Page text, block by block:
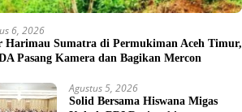
6, 2026
Harimau Sumatra di Permukiman Aceh Timur,
Pasang Kamera dan Bagikan Mercon
Agustus 5, 2026
Solid Bersama Hiswana Migas